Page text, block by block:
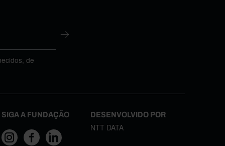
de
SIGA A FUNDAÇÃO DESENVOLVIDO POR
NTT DATA